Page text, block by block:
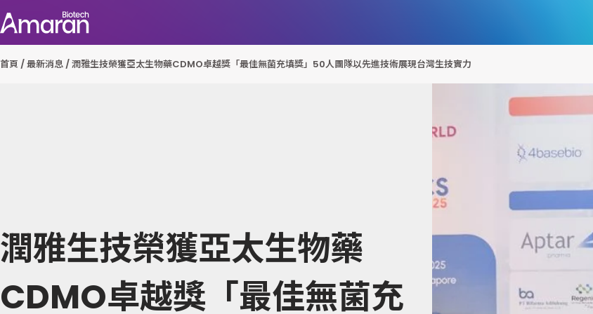
首頁 /最新消息/潤雅生技榮獲亞太生物藥CDMO卓越獎「最佳無菌充填獎」50人團隊以先進技術展現台灣生技實力
潤雅生技榮獲亞太生物藥
CDMO卓越獎「最佳無菌充